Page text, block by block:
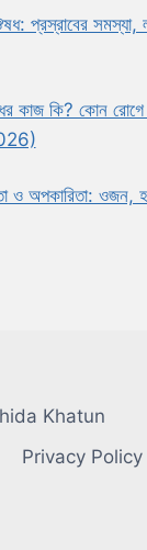
প্রস্রাবের সমস্যা,
কাজ কি? কোন রোগে
ও অপকারিতা: ওজন,
Khatun
Privacy Policy